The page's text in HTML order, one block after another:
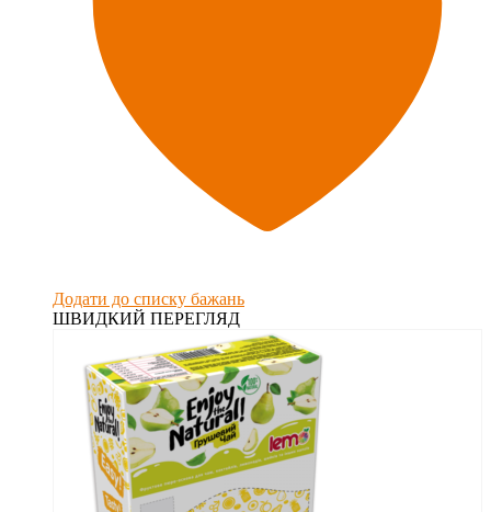
Додати до списку бажань
ШВИДКИЙ ПЕРЕГЛЯД